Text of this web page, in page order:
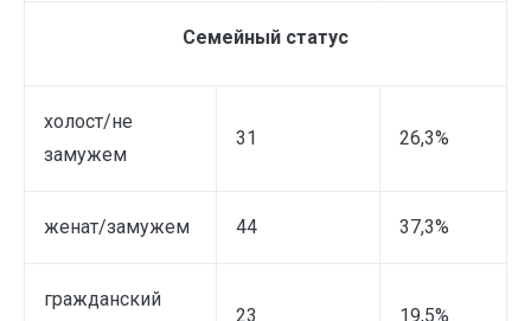
Семейный статус
холост/не
замужем
31 26,3%
женат/замужем 44 37,3%
гражданский
23 19,5%